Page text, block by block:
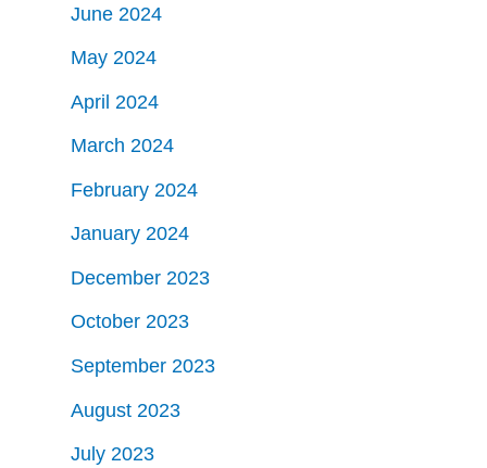
June 2024
May 2024
April 2024
March 2024
February 2024
January 2024
December 2023
October 2023
September 2023
August 2023
July 2023